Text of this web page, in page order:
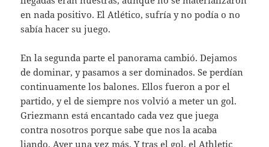
en nada positivo. El Atlético, sufría y no podía o no
sabía hacer su juego.
En la segunda parte el panorama cambió. Dejamos
de dominar, y pasamos a ser dominados. Se perdían
continuamente los balones. Ellos fueron a por el
partido, y el de siempre nos volvió a meter un gol.
Griezmann está encantado cada vez que juega
contra nosotros porque sabe que nos la acaba
liando. Ayer una vez más. Y tras el gol, el Athletic